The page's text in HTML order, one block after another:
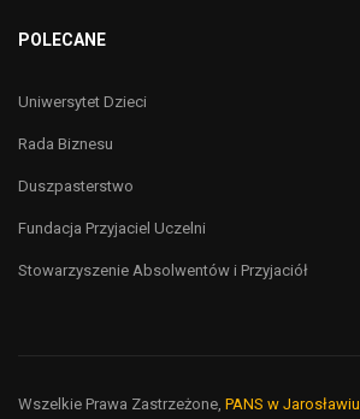
POLECANE
Uniwersytet Dzieci
Rada Biznesu
Duszpasterstwo
Fundacja Przyjaciel Uczelni
Stowarzyszenie Absolwentów i Przyjaciół
Wszelkie Prawa Zastrzeżone, PANS w Jarosławiu